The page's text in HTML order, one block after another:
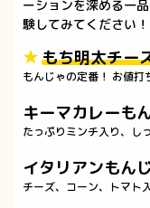
ーションを深める一
験してみてください！
もち明太チー
もんじゃの定番！ お値打
キーマカレーも
たっぷりミンチ入り、し
イタリアンもん
チーズ、コーン、トマト